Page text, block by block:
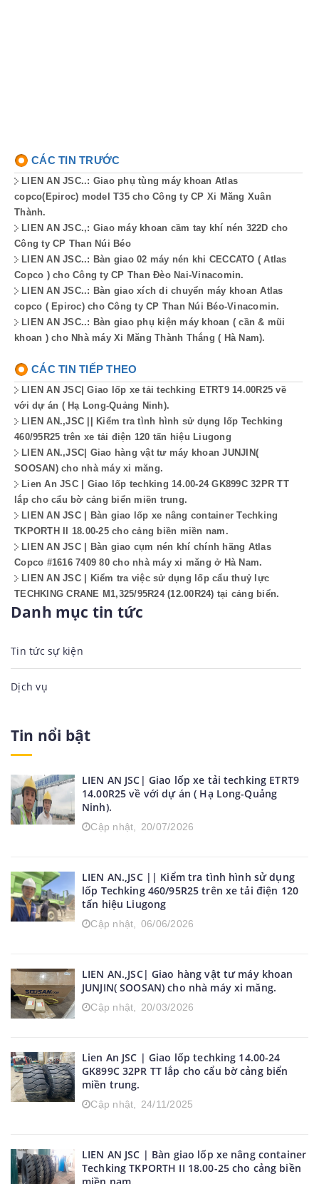
CÁC TIN TRƯỚC
LIEN AN JSC..: Giao phụ tùng máy khoan Atlas
copco(Epiroc) model T35 cho Công ty CP Xi Măng Xuân
Thành.
LIEN AN JSC.,: Giao máy khoan cầm tay khí nén 322D cho
Công ty CP Than Núi Béo
LIEN AN JSC..: Bàn giao 02 máy nén khi CECCATO ( Atlas
Copco ) cho Công ty CP Than Đèo Nai-Vinacomin.
LIEN AN JSC..: Bàn giao xích di chuyển máy khoan Atlas
copco ( Epiroc) cho Công ty CP Than Núi Béo-Vinacomin.
LIEN AN JSC..: Bàn giao phụ kiện máy khoan ( cần & mũi
khoan ) cho Nhà máy Xi Măng Thành Thắng ( Hà Nam).
CÁC TIN TIẾP THEO
LIEN AN JSC| Giao lốp xe tải techking ETRT9 14.00R25 về
với dự án ( Hạ Long-Quảng Ninh).
LIEN AN.,JSC || Kiểm tra tình hình sử dụng lốp Techking
460/95R25 trên xe tải điện 120 tấn hiệu Liugong
LIEN AN.,JSC| Giao hàng vật tư máy khoan JUNJIN(
SOOSAN) cho nhà máy xi măng.
Lien An JSC | Giao lốp techking 14.00-24 GK899C 32PR TT
lắp cho cẩu bờ cảng biển miền trung.
LIEN AN JSC | Bàn giao lốp xe nâng container Techking
TKPORTH II 18.00-25 cho cảng biền miền nam.
LIEN AN JSC | Bàn giao cụm nén khí chính hãng Atlas
Copco #1616 7409 80 cho nhà máy xi măng ở Hà Nam.
LIEN AN JSC | Kiểm tra việc sử dụng lốp cẩu thuỷ lực
TECHKING CRANE M1,325/95R24 (12.00R24) tại cảng biển.
Danh mục tin tức
Tin tức sự kiện
Dịch vụ
Tin nổi bật
LIEN AN JSC| Giao lốp xe tải techking ETRT9
14.00R25 về với dự án ( Hạ Long-Quảng
Ninh).
Cập nhật, 20/07/2026
LIEN AN.,JSC || Kiểm tra tình hình sử dụng
lốp Techking 460/95R25 trên xe tải điện 120
tấn hiệu Liugong
Cập nhật, 06/06/2026
LIEN AN.,JSC| Giao hàng vật tư máy khoan
JUNJIN( SOOSAN) cho nhà máy xi măng.
Cập nhật, 20/03/2026
Lien An JSC | Giao lốp techking 14.00-24
GK899C 32PR TT lắp cho cẩu bờ cảng biển
miền trung.
Cập nhật, 24/11/2025
LIEN AN JSC | Bàn giao lốp xe nâng container
Techking TKPORTH II 18.00-25 cho cảng biền